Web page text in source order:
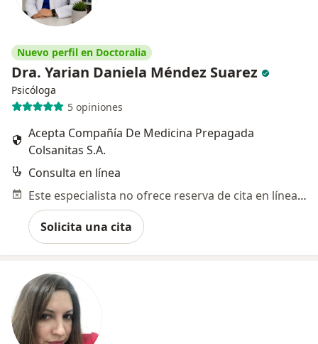
Nuevo perfil en Doctoralia
Dra. Yarian Daniela Méndez Suarez
Psicóloga
5 opiniones
Acepta Compañía De Medicina Prepagada
Colsanitas S.A.
Consulta en línea
Este especialista no ofrece reserva de cita en línea en esta dirección.
Solicita una cita